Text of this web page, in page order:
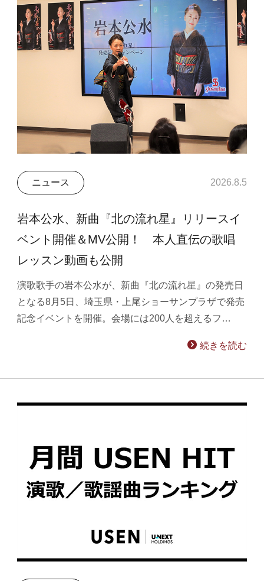
ニュース 2026.8.5
岩本公水、新曲『北の流れ星』リリースイ
ベント開催＆MV公開！ 本人直伝の歌唱
レッスン動画も公開
演歌歌手の岩本公水が、新曲『北の流れ星』の発売日
となる8月5日、埼玉県・上尾ショーサンプラザで発売
記念イベントを開催。会場には200人を超えるフ…
続きを読む